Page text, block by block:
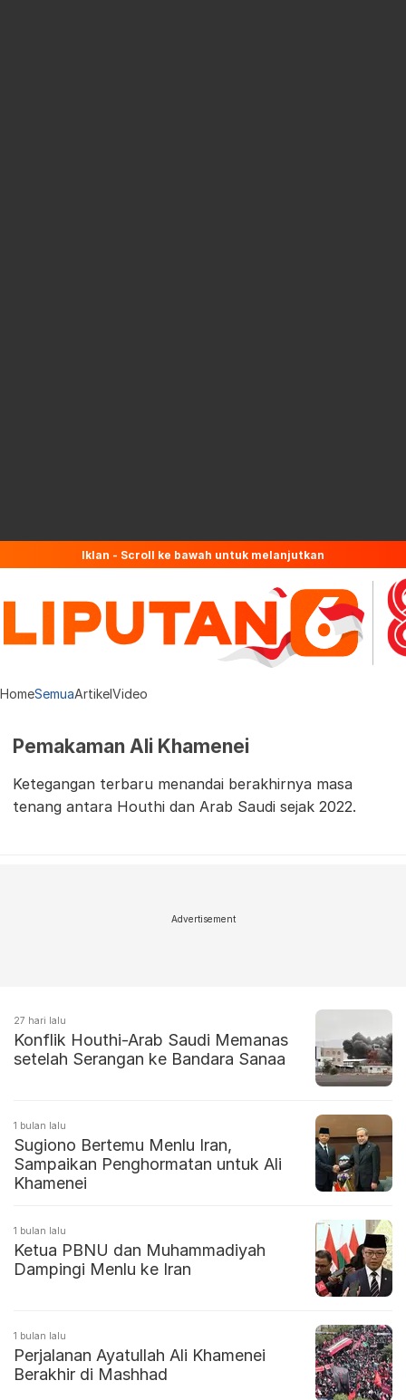
Iklan - Scroll ke bawah untuk melanjutkan
HomeSemuaArtikelVideo
Pemakaman Ali Khamenei
Ketegangan terbaru menandai berakhirnya masa
tenang antara Houthi dan Arab Saudi sejak 2022.
Advertisement
27 hari lalu
Konflik Houthi-Arab Saudi Memanas
setelah Serangan ke Bandara Sanaa
1 bulan lalu
Sugiono Bertemu Menlu Iran,
Sampaikan Penghormatan untuk Ali
Khamenei
1 bulan lalu
Ketua PBNU dan Muhammadiyah
Dampingi Menlu ke Iran
1 bulan lalu
Perjalanan Ayatullah Ali Khamenei
Berakhir di Mashhad